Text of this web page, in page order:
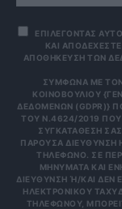
ΕΠΙΛΕΓΟΝΤΑΣ
ΚΑΙ
ΑΠΟΘΗΚΕΥΣΗ ΤΩΝ
ΣΎΜΦΩΝΑ ΜΕ
ΚΟΙΝΟΒΟΥΛΊΟΥ
ΔΕΔΟΜΈΝΩΝ (GDPR)}
ΤΟΥ Ν.4624/2019 ΠΟΥ
ΣΥΓΚΑΤΆΘΕΣΉ
ΠΑΡΟΎΣΑ ΔΙΕΎΘΥΝΣΗ
ΗΛΈΦΩΝΟ. ΣΕ
ΗΝΎΜΑΤΑ ΚΑΙ
ΙΕΎΘΥΝΣΗ Ή/ΚΑΙ ΔΕΝ
ΕΚΤΡΟΝΙΚΟΎ
ΕΦΏΝΟΥ, ΜΠΟΡΕΊΤΕ